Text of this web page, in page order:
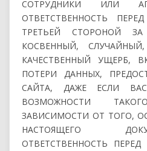
СОТРУДНИКИ ИЛИ
ОТВЕТСТВЕННОСТЬ
ТРЕТЬЕЙ СТОРОНОЙ
КОСВЕННЫЙ,
КАЧЕСТВЕННЫЙ УЩЕРБ,
ПОТЕРИ ДАННЫХ,
САЙТА, ДАЖЕ ЕСЛИ
ВОЗМОЖНОСТИ
ЗАВИСИМОСТИ ОТ ТОГО,
НАСТОЯЩЕГО
ОТВЕТСТВЕННОСТЬ